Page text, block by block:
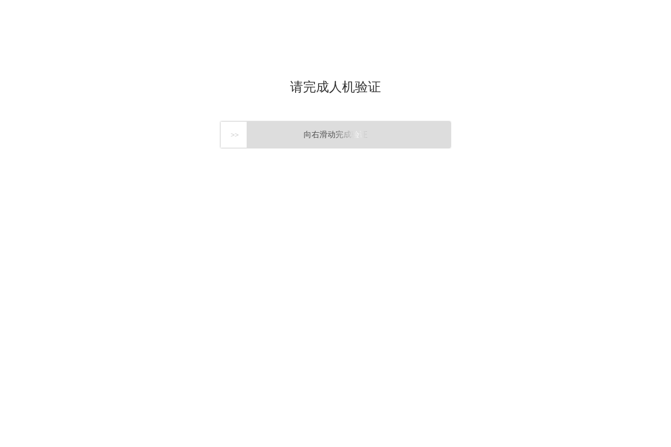
请完成人机验证
向右滑动完成验证